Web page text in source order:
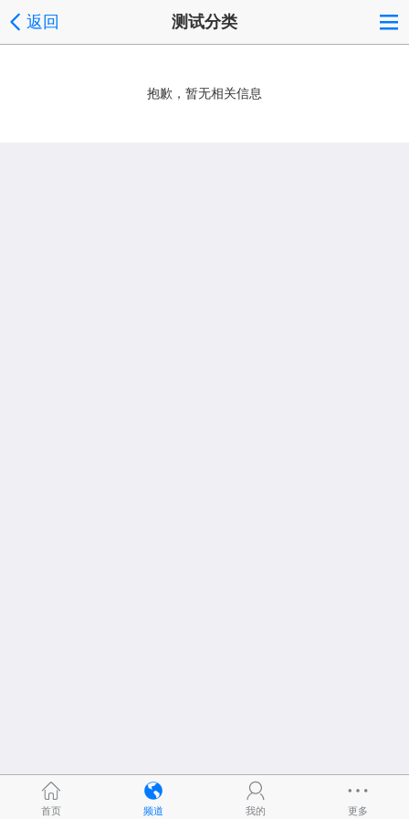
返回 测试分类
抱歉，暂无相关信息
首页 频道 我的 更多